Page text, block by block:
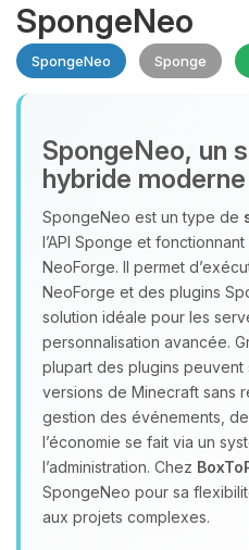
SpongeNeo
SpongeNeo Sponge
SpongeNeo, un
hybride moderne
SpongeNeo est un type de
l’API Sponge et
NeoForge. Il permet
NeoForge et des plugins
solution idéale pour les
personnalisation avancée.
plupart des plugins peuvent
versions de Minecraft sans
gestion des événements,
l’économie se fait via un
l’administration. Chez
SpongeNeo pour sa
aux projets complexes.
Youpi, enfin
parler ! Moi
assistant
tu as besoin et
petits circuits
07/08/2026 à 05:11